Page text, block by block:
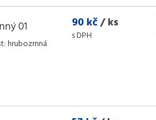
01
hrubozrnná
90 kč/ ks
s DPH